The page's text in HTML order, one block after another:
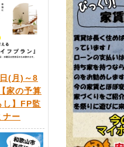
(月)～8
家の予算
し】FP監
ナー